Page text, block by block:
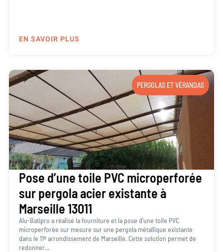
EN SAVOIR PLUS
PERGOLAS ET VÉRANDAS
Pose d’une toile PVC microperforée
sur pergola acier existante à
Marseille 13011
Alu-Batipro a réalisé la fourniture et la pose d’une toile PVC
microperforée sur mesure sur une pergola métallique existante
dans le 11ᵉ arrondissement de Marseille. Cette solution permet de
redonner...